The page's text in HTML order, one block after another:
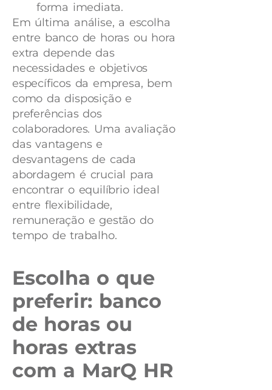
forma imediata.
Em última análise, a escolha
entre banco de horas ou hora
extra depende das
necessidades e objetivos
específicos da empresa, bem
como da disposição e
preferências dos
colaboradores. Uma avaliação
das vantagens e
desvantagens de cada
abordagem é crucial para
encontrar o equilíbrio ideal
entre flexibilidade,
remuneração e gestão do
tempo de trabalho.
Escolha o que
preferir: banco
de horas ou
horas extras
com a MarQ HR